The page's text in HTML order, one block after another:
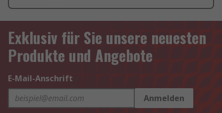
Exklusiv für Sie unsere neuesten
Produkte und Angebote
E-Mail-Anschrift
Anmelden